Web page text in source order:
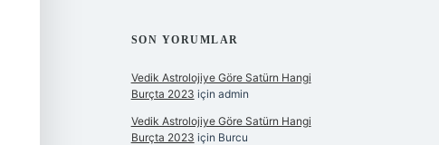
SON YORUMLAR
Vedik Astrolojiye Göre Satürn Hangi
Burçta 2023 için admin
Vedik Astrolojiye Göre Satürn Hangi
Burçta 2023 için Burcu